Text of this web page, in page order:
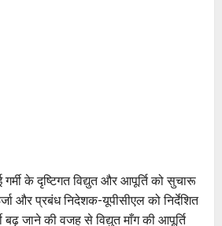
के दृष्टिगत विद्युत और आपूर्ति को सुचारू
और प्रबंध निदेशक-यूपीसीएल को निर्देशित
बढ़ जाने की वजह से विद्युत माँग की आपूर्ति